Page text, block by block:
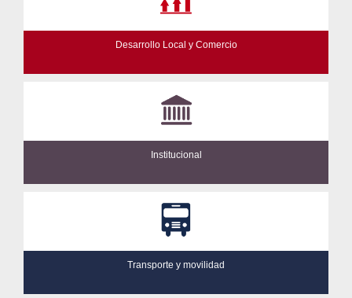
Desarrollo Local y Comercio
Institucional
Transporte y movilidad